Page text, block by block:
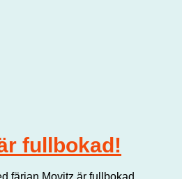
fullbokad!
färjan Movitz är fullbokad.